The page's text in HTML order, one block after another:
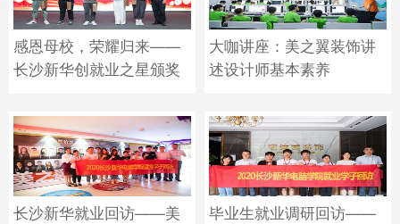
感恩母校，荣耀归来——
长沙新华创就业之星颁奖
大咖讲座：美之翼装饰讲
述设计师基本素养
长沙新华就业回访——美
毕业生就业调研回访——